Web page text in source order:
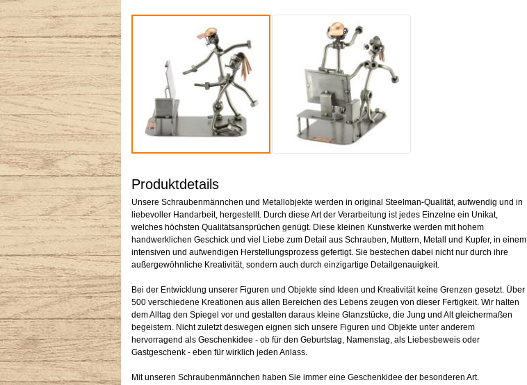
Produktdetails
Unsere Schraubenmännchen und Metallobjekte werden in original Steelman-Qualität, aufwendig und in
liebevoller Handarbeit, hergestellt. Durch diese Art der Verarbeitung ist jedes Einzelne ein Unikat,
welches höchsten Qualitätsansprüchen genügt. Diese kleinen Kunstwerke werden mit hohem
handwerklichen Geschick und viel Liebe zum Detail aus Schrauben, Muttern, Metall und Kupfer, in einem
intensiven und aufwendigen Herstellungsprozess gefertigt. Sie bestechen dabei nicht nur durch ihre
außergewöhnliche Kreativität, sondern auch durch einzigartige Detailgenauigkeit.
Bei der Entwicklung unserer Figuren und Objekte sind Ideen und Kreativität keine Grenzen gesetzt. Über
500 verschiedene Kreationen aus allen Bereichen des Lebens zeugen von dieser Fertigkeit. Wir halten
dem Alltag den Spiegel vor und gestalten daraus kleine Glanzstücke, die Jung und Alt gleichermaßen
begeistern. Nicht zuletzt deswegen eignen sich unsere Figuren und Objekte unter anderem
hervorragend als Geschenkidee - ob für den Geburtstag, Namenstag, als Liebesbeweis oder
Gastgeschenk - eben für wirklich jeden Anlass.
Mit unseren Schraubenmännchen haben Sie immer eine Geschenkidee der besonderen Art.